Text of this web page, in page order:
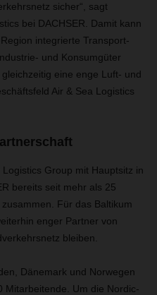
sicher“, sagt
bei DACHSER. Damit kann
integrierte Transport-
und Konsumgüter
eine enge Luft- und
Air & Sea Logistics
Group mit Hauptsitz in
bereits seit mehr als 25
Für das Baltikum
enger Partner von
bleiben.
Dänemark und Norwegen
Mitarbeitende. Um die Nordic-